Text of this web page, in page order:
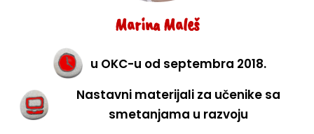
Marina Maleš
u OKC-u od septembra 2018.
Nastavni materijali za učenike sa
smetanjama u razvoju